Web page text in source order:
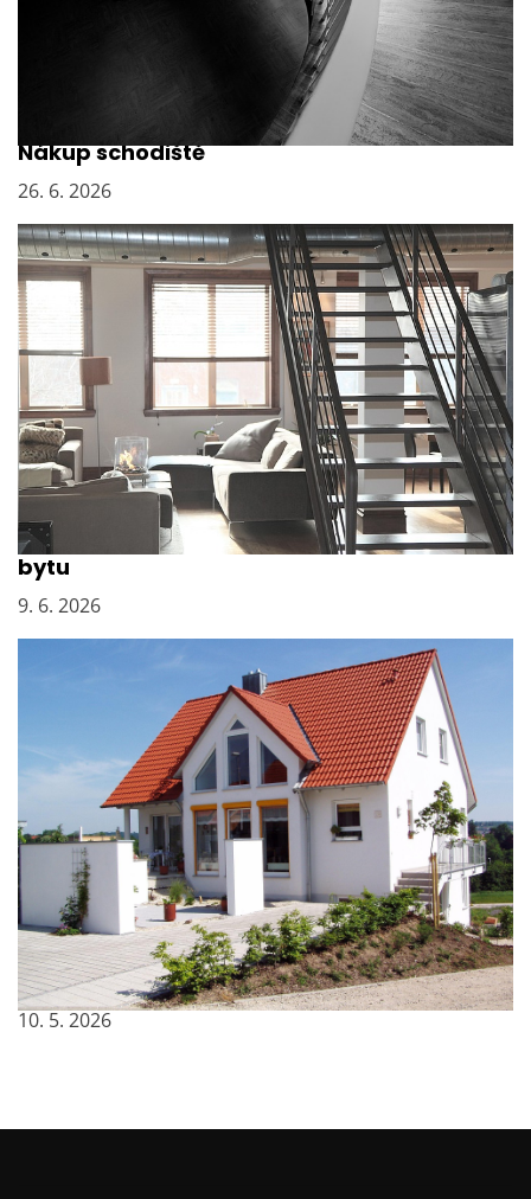
Nákup schodiště
26. 6. 2026
Vyklízení sklepních kójí po bývalém majiteli
bytu
9. 6. 2026
Osvědčená volba pro pohodlné bydlení na
celý život
10. 5. 2026